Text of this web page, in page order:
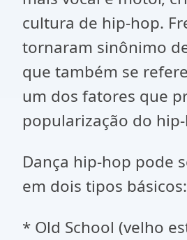
cultura de hip-hop.
tornaram sinônimo
que também se
um dos fatores que
popularização do
Dança hip-hop pode
em dois tipos básicos:
* Old School (velho